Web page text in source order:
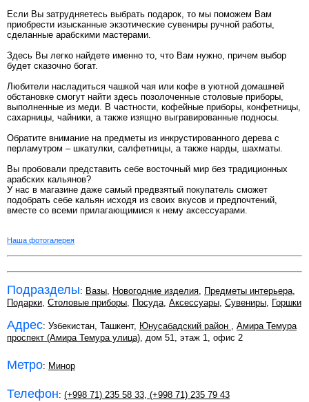
Если Вы затрудняетесь выбрать подарок, то мы поможем Вам
приобрести изысканные экзотические сувениры ручной работы,
сделанные арабскими мастерами.
Здесь Вы легко найдете именно то, что Вам нужно, причем выбор
будет сказочно богат.
Любители насладиться чашкой чая или кофе в уютной домашней
обстановке смогут найти здесь позолоченные столовые приборы,
выполненные из меди. В частности, кофейные приборы, конфетницы,
сахарницы, чайники, а также изящно выгравированные подносы.
Обратите внимание на предметы из инкрустированного дерева с
перламутром – шкатулки, салфетницы, а также нарды, шахматы.
Вы пробовали представить себе восточный мир без традиционных
арабских кальянов?
У нас в магазине даже самый предвзятый покупатель сможет
подобрать себе кальян исходя из своих вкусов и предпочтений,
вместе со всеми прилагающимися к нему аксессуарами.
Наша фотогалерея
Подразделы: Вазы, Новогодние изделия, Предметы интерьера,
Подарки, Столовые приборы, Посуда, Аксессуары, Сувениры, Горшки
Адрес: Узбекистан, Ташкент, Юнусабадский район , Амира Темура
проспект (Амира Темура улица), дом 51, этаж 1, офис 2
Метро: Минор
Телефон: (+998 71) 235 58 33, (+998 71) 235 79 43